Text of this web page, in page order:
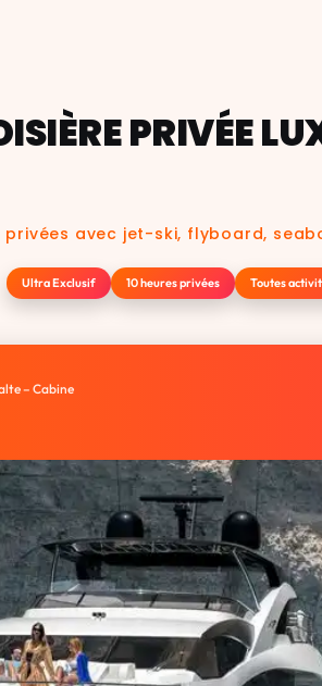
PRIVÉE
privées avec jet-ski, flyboard,
Ultra Exclusif 10 heures privées Toutes
– Cabine